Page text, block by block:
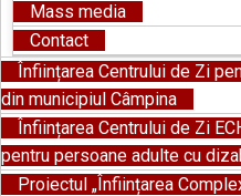
Mass media
Contact
Înființarea Centrului de Zi
din municipiul Câmpina
Înființarea Centrului de Zi
pentru persoane adulte cu
Proiectul „Înființarea